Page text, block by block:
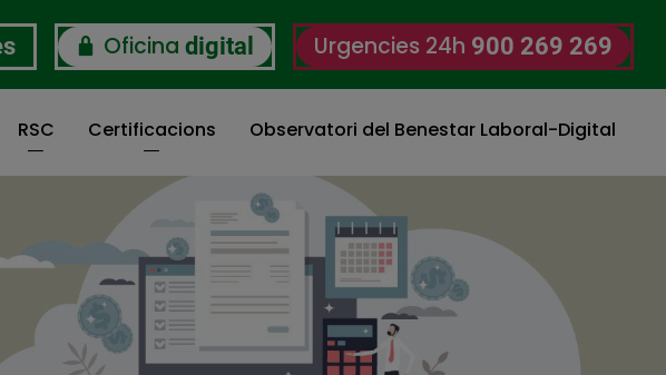
Oficina digital Urgencies 24h 900 269 269
RSC Certificacions Observatori del Benestar Laboral-Digital